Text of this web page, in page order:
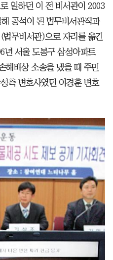
일하던 이 전 비서관이 2003
공석이 된 법무비서관직과
무비서관)으로 자리를 옮긴
년 서울 도봉구 삼성아파트
해배상 소송을 냈을 때 주민
측 변호사였던 이경훈 변호